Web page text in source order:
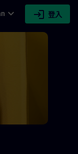
expand_more login 登入